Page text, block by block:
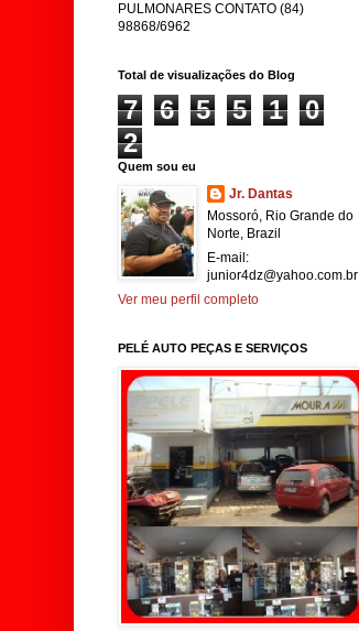
PULMONARES CONTATO (84)
98868/6962
Total de visualizações do Blog
7 6 5 5 1
0
2
Quem sou eu
Jr. Dantas
Mossoró, Rio Grande do
Norte, Brazil
E-mail:
junior4dz@yahoo.com.br
Ver meu perfil completo
PELÉ AUTO PEÇAS E SERVIÇOS